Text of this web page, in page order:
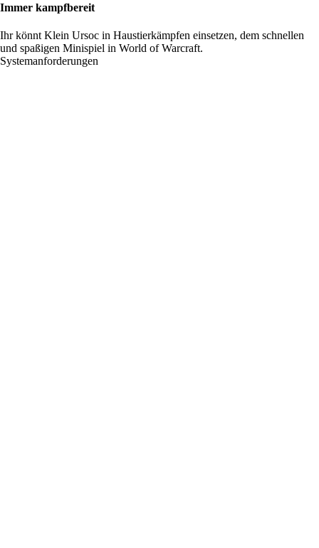
Immer kampfbereit
Ihr könnt Klein Ursoc in Haustierkämpfen einsetzen, dem schnellen
und spaßigen Minispiel in World of Warcraft.
Systemanforderungen